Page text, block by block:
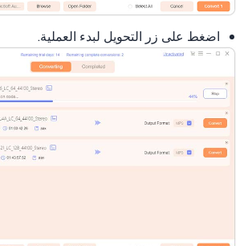
اضغط على زر التحويل لبدء العملية.